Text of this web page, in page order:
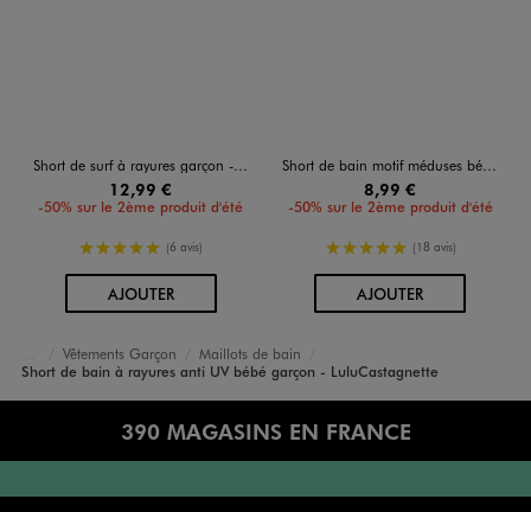
Short de surf à rayures garçon - LuluCastagnette
12,99 €
-50% sur le 2ème produit d'été
5/5 de moyenne
(6 avis)
AJOUTERAU PANIER
Short de bain motif méduses bébé garçon
8,99 €
-50% sur le 2ème produit d'été
5/5 de moyenne
(18 avis)
AJOUTERAU PANIER
Accueil
Bébé
Vêtements Garçon
Maillots de bain
Short de bain à rayures anti UV bébé garçon - LuluCastagnette
390 MAGASINS EN FRANCE